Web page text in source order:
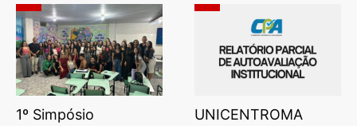
1º Simpósio
UNICENTROMA